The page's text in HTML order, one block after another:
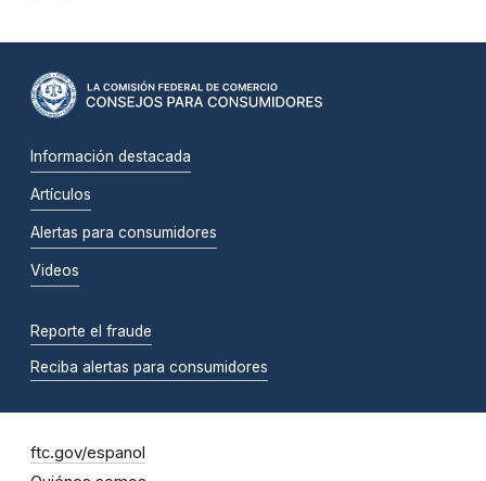
Información destacada
Artículos
Alertas para consumidores
Videos
Reporte el fraude
Reciba alertas para consumidores
ftc.gov/espanol